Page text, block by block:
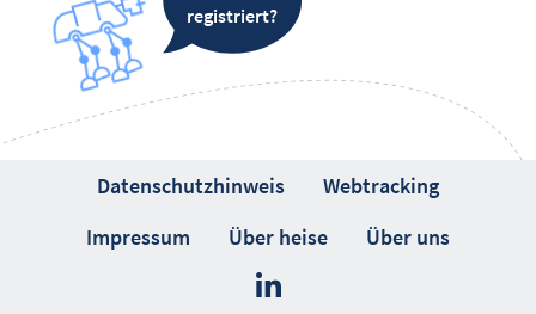
registriert?
Datenschutzhinweis
Webtracking
Impressum
Über heise Über uns